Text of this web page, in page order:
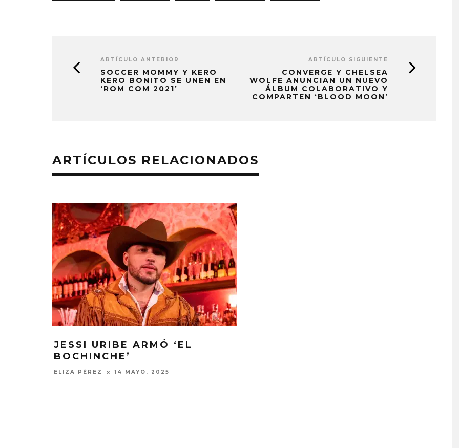
ARTÍCULO ANTERIOR
SOCCER MOMMY Y KERO
KERO BONITO SE UNEN EN
‘ROM COM 2021’
ARTÍCULO SIGUIENTE
CONVERGE Y CHELSEA
WOLFE ANUNCIAN UN NUEVO
ÁLBUM COLABORATIVO Y
COMPARTEN ‘BLOOD MOON’
ARTÍCULOS RELACIONADOS
JESSI URIBE ARMÓ ‘EL
BOCHINCHE’
ELIZA PÉREZ 14 MAYO, 2025